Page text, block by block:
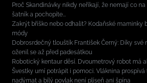
Proč Skandinávky nikdy neříkají, že nemají co
šatník a pochopíte...
Zakrýt bříško nebo odhalit? Kodaňské maminky
módy
Dobrosrdečný tlouštík František Černý: Díky své
oženil se až před padesátkou
Robotický kentaur děsí. Dvoumetrový robot má
Švestky umí potrápit i pomoci. Vláknina
nadýmat a bílý povlak není plíseň ani špína